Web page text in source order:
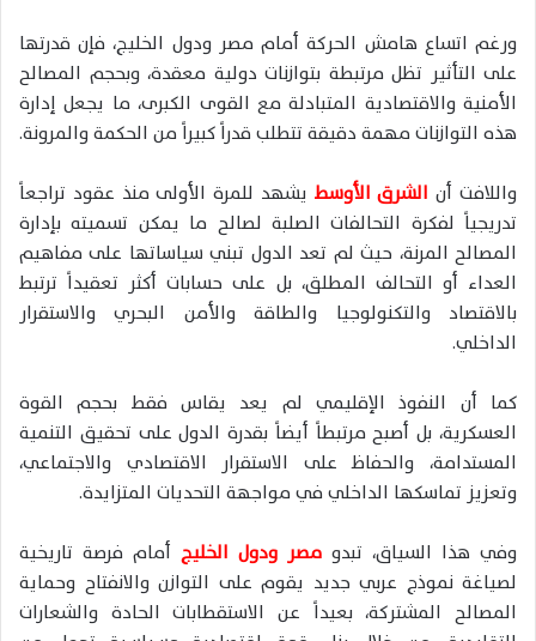
ورغم اتساع هامش الحركة أمام مصر ودول الخليج، فإن قدرتها
على التأثير تظل مرتبطة بتوازنات دولية معقدة، وبحجم المصالح
الأمنية والاقتصادية المتبادلة مع القوى الكبرى، ما يجعل إدارة
هذه التوازنات مهمة دقيقة تتطلب قدراً كبيراً من الحكمة والمرونة.
واللافت أن الشرق الأوسط يشهد للمرة الأولى منذ عقود تراجعاً
تدريجياً لفكرة التحالفات الصلبة لصالح ما يمكن تسميته بإدارة
المصالح المرنة، حيث لم تعد الدول تبني سياساتها على مفاهيم
العداء أو التحالف المطلق، بل على حسابات أكثر تعقيداً ترتبط
بالاقتصاد والتكنولوجيا والطاقة والأمن البحري والاستقرار
الداخلي.
كما أن النفوذ الإقليمي لم يعد يقاس فقط بحجم القوة
العسكرية، بل أصبح مرتبطاً أيضاً بقدرة الدول على تحقيق التنمية
المستدامة، والحفاظ على الاستقرار الاقتصادي والاجتماعي،
وتعزيز تماسكها الداخلي في مواجهة التحديات المتزايدة.
وفي هذا السياق، تبدو مصر ودول الخليج أمام فرصة تاريخية
لصياغة نموذج عربي جديد يقوم على التوازن والانفتاح وحماية
المصالح المشتركة، بعيداً عن الاستقطابات الحادة والشعارات